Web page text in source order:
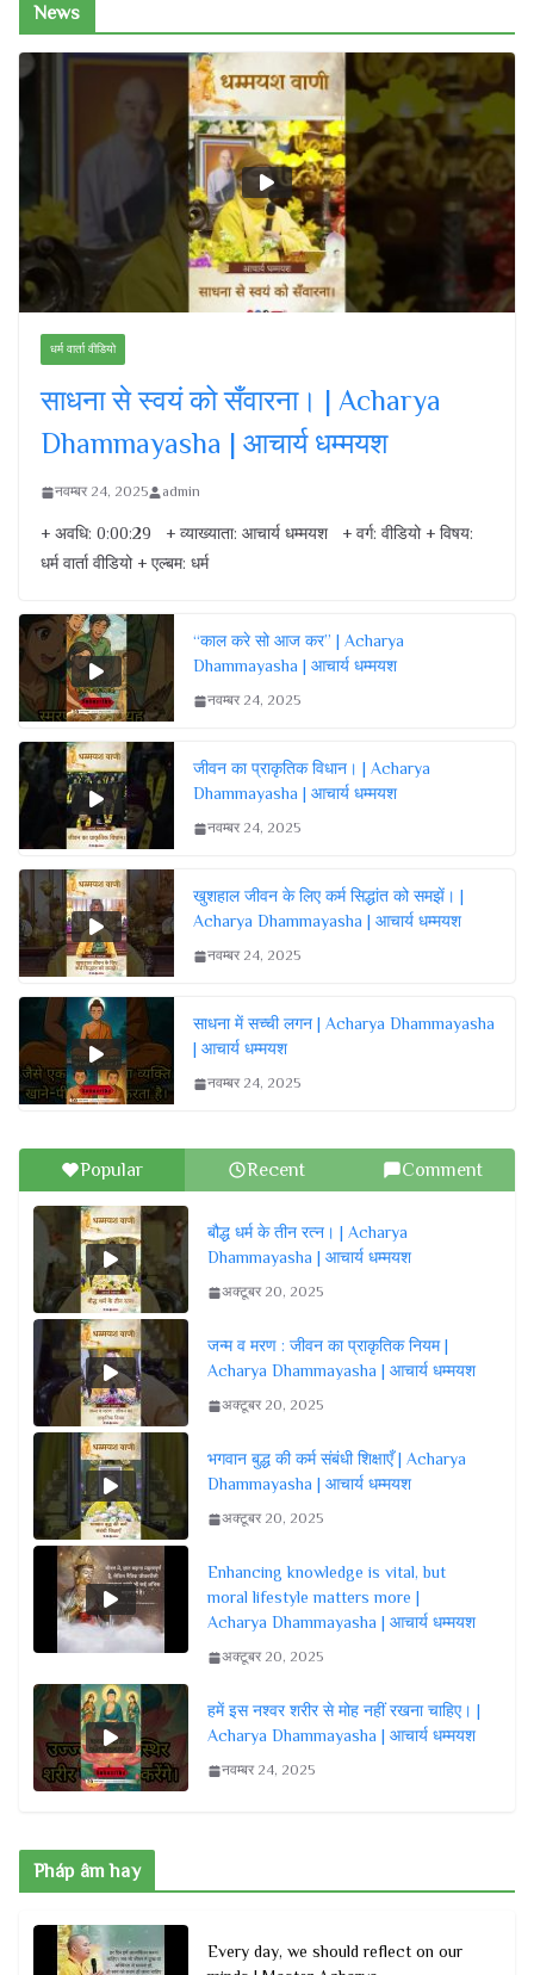
News
धर्म वार्ता वीडियो
साधना से स्वयं को सँवारना। | Acharya
Dhammayasha | आचार्य धम्मयश
नवम्बर 24, 2025 admin
+ अवधि: 0:00:29 + व्याख्याता: आचार्य धम्मयश + वर्ग: वीडियो + विषय:
धर्म वार्ता वीडियो + एल्बम: धर्म
“काल करे सो आज कर” | Acharya
Dhammayasha | आचार्य धम्मयश
नवम्बर 24, 2025
जीवन का प्राकृतिक विधान। | Acharya
Dhammayasha | आचार्य धम्मयश
नवम्बर 24, 2025
खुशहाल जीवन के लिए कर्म सिद्धांत को समझें। |
Acharya Dhammayasha | आचार्य धम्मयश
नवम्बर 24, 2025
साधना में सच्ची लगन | Acharya Dhammayasha
| आचार्य धम्मयश
नवम्बर 24, 2025
Popular Recent Comment
बौद्ध धर्म के तीन रत्न। | Acharya
Dhammayasha | आचार्य धम्मयश
अक्टूबर 20, 2025
जन्म व मरण : जीवन का प्राकृतिक नियम |
Acharya Dhammayasha | आचार्य धम्मयश
अक्टूबर 20, 2025
भगवान बुद्ध की कर्म संबंधी शिक्षाएँ | Acharya
Dhammayasha | आचार्य धम्मयश
अक्टूबर 20, 2025
Enhancing knowledge is vital, but
moral lifestyle matters more |
Acharya Dhammayasha | आचार्य धम्मयश
अक्टूबर 20, 2025
हमें इस नश्वर शरीर से मोह नहीं रखना चाहिए। |
Acharya Dhammayasha | आचार्य धम्मयश
नवम्बर 24, 2025
Pháp âm hay
Every day, we should reflect on our